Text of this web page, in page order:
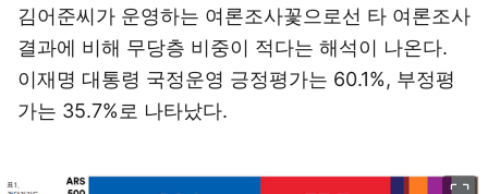
김어준씨가 운영하는 여론조사꽃으로선 타 여론조사
결과에 비해 무당층 비중이 적다는 해석이 나온다.
이재명 대통령 국정운영 긍정평가는 60.1%, 부정평
가는 35.7%로 나타났다.